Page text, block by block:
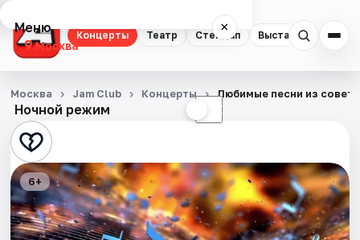
Концерты Театр Стендап Выставки
Меню ×
Москва
Концерты
Театр
Стендап
Выставки
Квесты
Ночной режим ☾
Москва Jam Club Концерты Любимые песни из
6+